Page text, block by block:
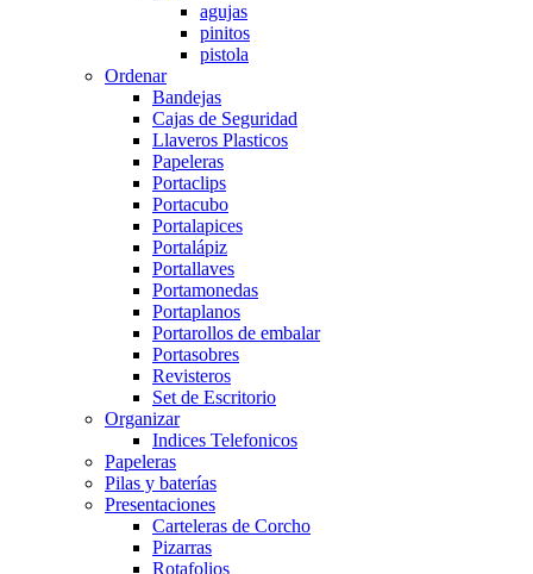
agujas
pinitos
pistola
Ordenar
Bandejas
Cajas de Seguridad
Llaveros Plasticos
Papeleras
Portaclips
Portacubo
Portalapices
Portalápiz
Portallaves
Portamonedas
Portaplanos
Portarollos de embalar
Portasobres
Revisteros
Set de Escritorio
Organizar
Indices Telefonicos
Papeleras
Pilas y baterías
Presentaciones
Carteleras de Corcho
Pizarras
Rotafolios